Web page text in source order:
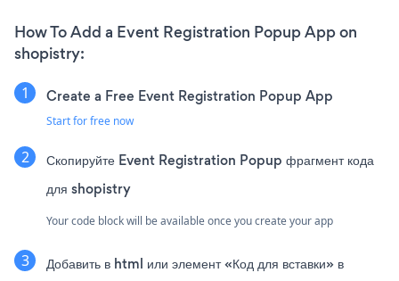
How To Add a Event Registration Popup App on
shopistry:
Create a Free Event Registration Popup App
Start for free now
Скопируйте Event Registration Popup фрагмент кода
для shopistry
Your code block will be available once you create your app
Добавить в html или элемент «Код для вставки» в